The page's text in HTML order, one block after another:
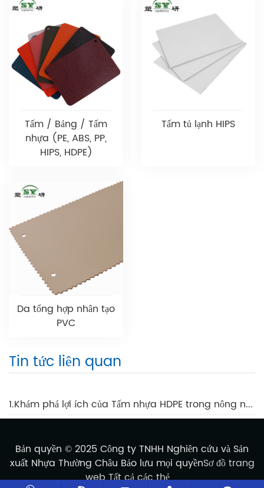
Tấm / Bảng / Tấm
nhựa (PE, ABS, PP,
HIPS, HDPE)
Tấm tủ lạnh HIPS
Da tổng hợp nhân tạo
PVC
Tin tức liên quan
1.Khám phá lợi ích của Tấm nhựa HDPE trong nông nghiệp
Bản quyền © 2025 Công ty TNHH Nghiên cứu và Sản
xuất Nhựa Thường Châu Bảo lưu mọi quyềnSơ đồ trang
webTất cả các thẻ